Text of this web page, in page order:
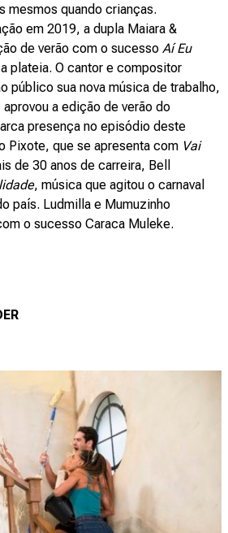
mesmos quando crianças.
em 2019, a dupla Maiara &
de verão com o sucesso Aí Eu
plateia. O cantor e compositor
público sua nova música de trabalho,
aprovou a edição de verão do
presença no episódio deste
Pixote, que se apresenta com Vai
de 30 anos de carreira, Bell
, música que agitou o carnaval
país. Ludmilla e Mumuzinho
o sucesso Caraca Muleke.